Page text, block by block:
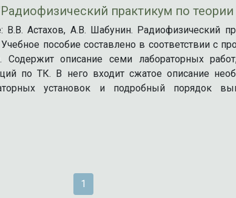
практикум по
Астахов, А.В. Шабунин. Радиофизический
пособие составлено в соответствии с
Содержит описание семи лабораторных
по ТК. В него входит сжатое описание
установок и подробный порядок
1